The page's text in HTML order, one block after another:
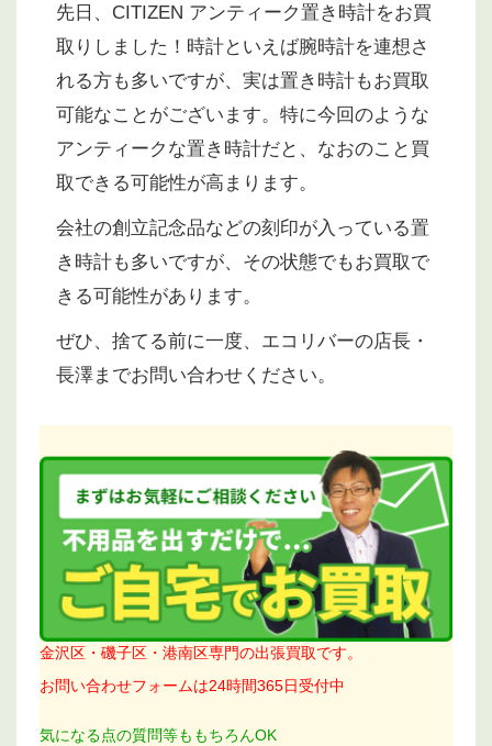
先日、CITIZEN アンティーク置き時計をお買
取りしました！時計といえば腕時計を連想さ
れる方も多いですが、実は置き時計もお買取
可能なことがございます。特に今回のような
アンティークな置き時計だと、なおのこと買
取できる可能性が高まります。
会社の創立記念品などの刻印が入っている置
き時計も多いですが、その状態でもお買取で
きる可能性があります。
ぜひ、捨てる前に一度、エコリバーの店長・
長澤までお問い合わせください。
金沢区・磯子区・港南区専門の出張買取です。
お問い合わせフォームは24時間365日受付中
気になる点の質問等ももちろんOK